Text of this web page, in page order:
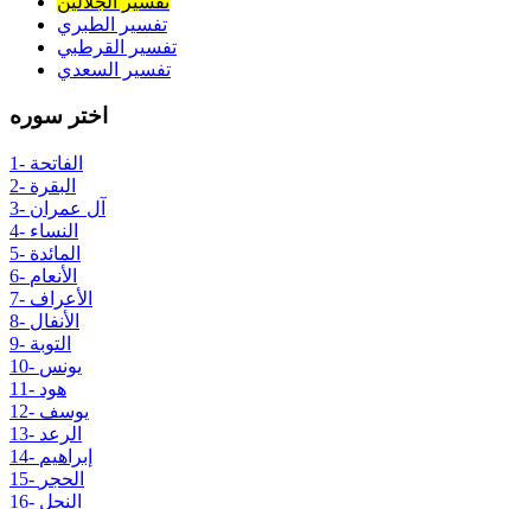
تفسير الطبري
تفسير القرطبي
تفسير السعدي
اختر سوره
1- الفاتحة
2- البقرة
3- آل عمران
4- النساء
5- المائدة
6- الأنعام
7- الأعراف
8- الأنفال
9- التوبة
10- يونس
11- هود
12- يوسف
13- الرعد
14- إبراهيم
15- الحجر
16- النحل